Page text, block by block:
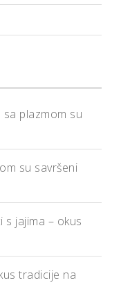
sa plazmom su
su savršeni
s jajima – okus
tradicije na